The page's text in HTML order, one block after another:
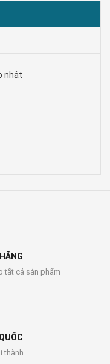
nhật
tất cả sản phẩm
thành